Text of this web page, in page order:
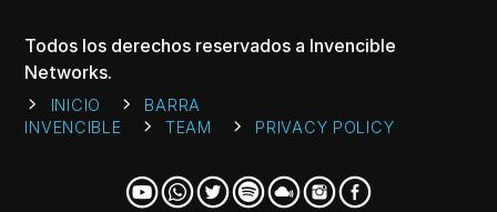
Todos los derechos reservados a Invencible
Networks.
INICIO
BARRA
INVENCIBLE
TEAM PRIVACY POLICY